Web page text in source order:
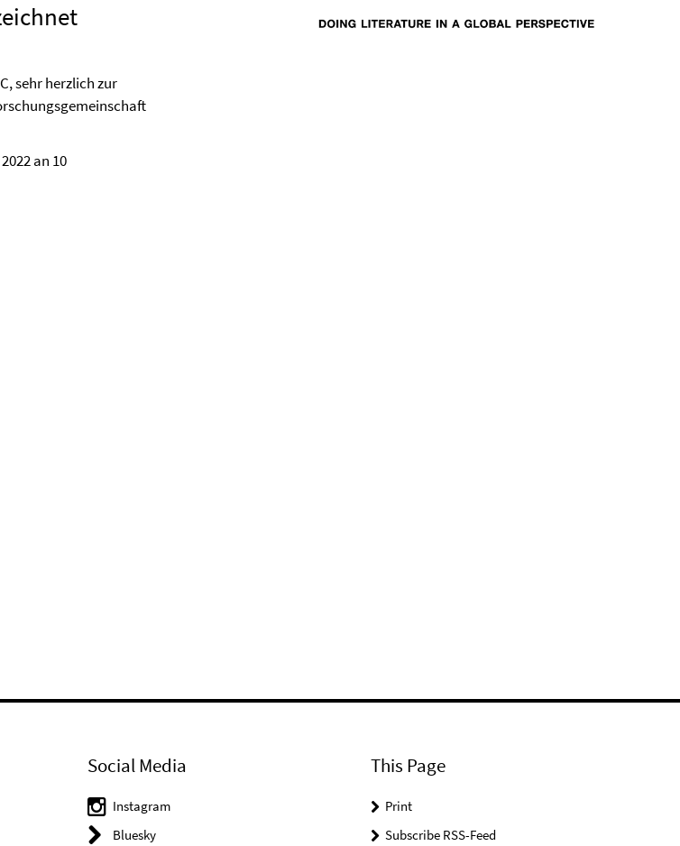
sehr herzlich zur
an 10
Social Media
Instagram
Bluesky
This Page
Print
Subscribe RSS-Feed